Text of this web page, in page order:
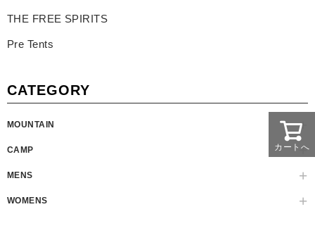
THE FREE SPIRITS
Pre Tents
CATEGORY
MOUNTAIN
CAMP
MENS
WOMENS
カートへ